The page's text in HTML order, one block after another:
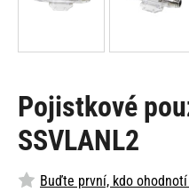
Pojistkové
SSVLANL2
Buďte první, kdo